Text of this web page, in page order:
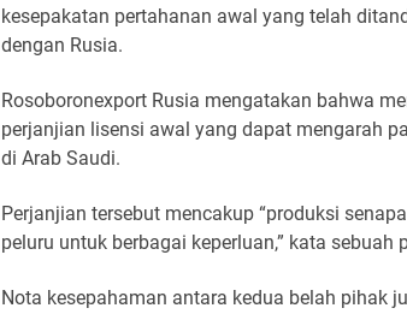
kesepakatan pertahanan awal yang telah
dengan Rusia.
Rosoboronexport Rusia mengatakan bahwa
perjanjian lisensi awal yang dapat mengarah
di Arab Saudi.
Perjanjian tersebut mencakup “produksi
peluru untuk berbagai keperluan,” kata sebuah
Nota kesepahaman antara kedua belah pihak